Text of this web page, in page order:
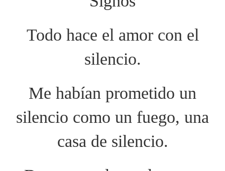
Todo hace el amor con el
silencio.
Me habían prometido un
silencio como un fuego, una
casa de silencio.